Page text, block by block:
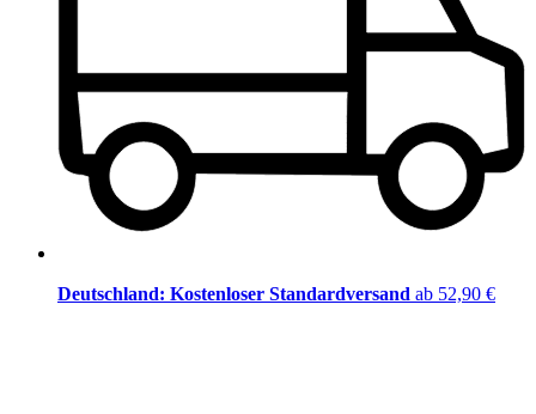
Deutschland: Kostenloser Standardversand ab 52,90 €